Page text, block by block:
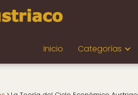
Inicio Categorías